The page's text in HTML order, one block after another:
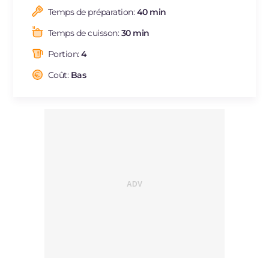
BR
NL
Temps de préparation:40 min
Temps de cuisson:30 min
Portion:4
Coût: Bas